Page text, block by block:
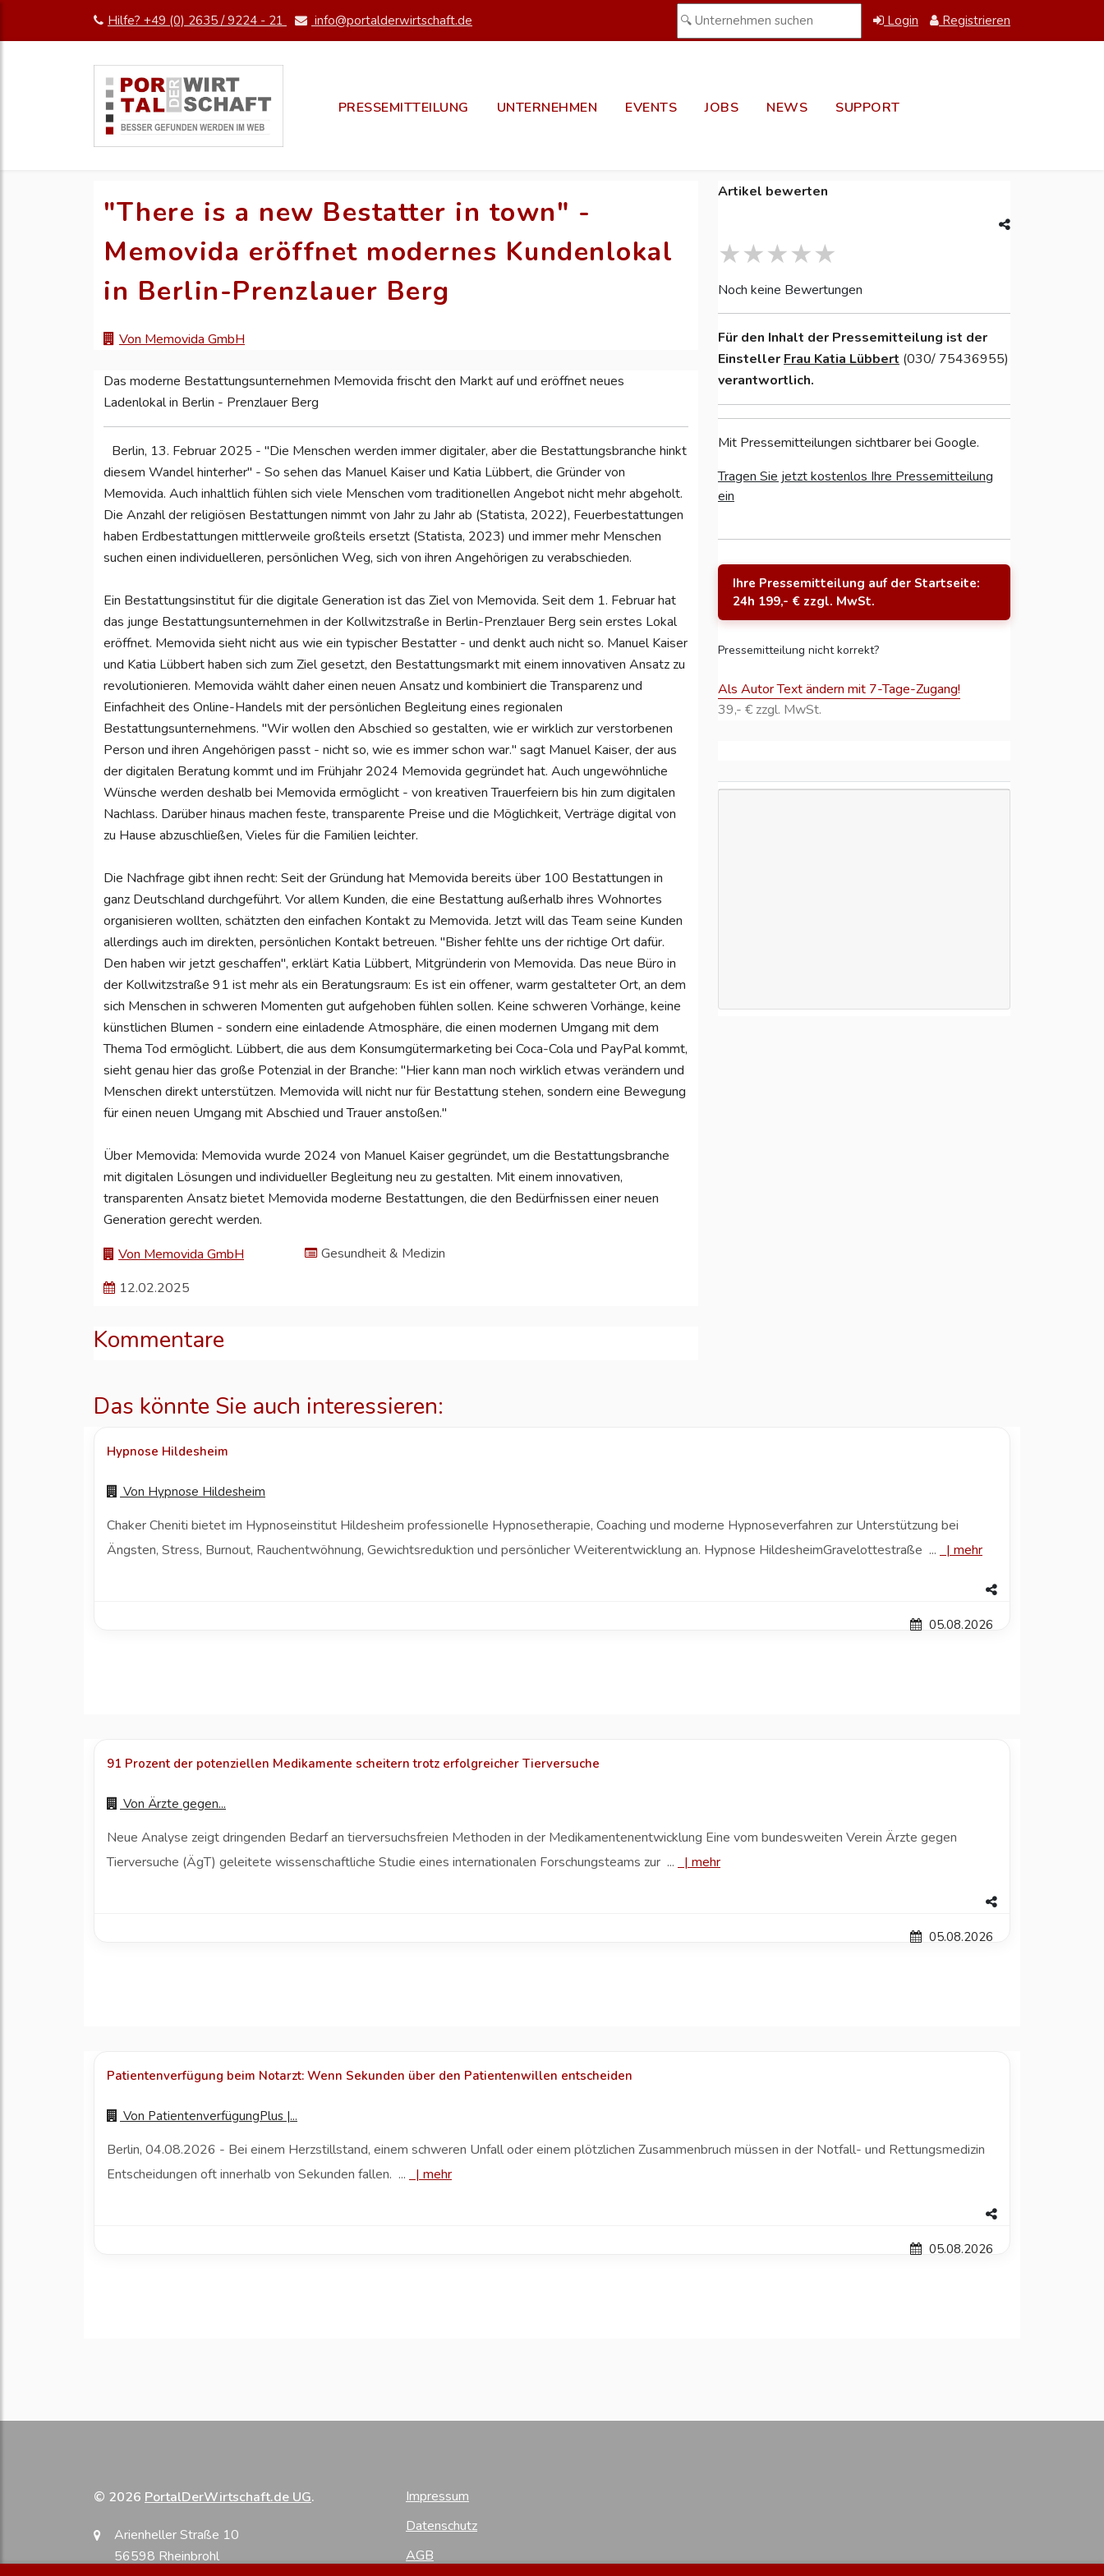
Hilfe? +49 (0) 2635 / 9224 - 21 info@portalderwirtschaft.de Login Registrieren
PRESSEMITTEILUNG UNTERNEHMEN EVENTS JOBS NEWS SUPPORT
"There is a new Bestatter in town" -
Memovida eröffnet modernes Kundenlokal
in Berlin-Prenzlauer Berg
Von Memovida GmbH
Das moderne Bestattungsunternehmen Memovida frischt den Markt auf und eröffnet neues
Ladenlokal in Berlin - Prenzlauer Berg
Berlin, 13. Februar 2025 - "Die Menschen werden immer digitaler, aber die Bestattungsbranche hinkt
diesem Wandel hinterher" - So sehen das Manuel Kaiser und Katia Lübbert, die Gründer von
Memovida. Auch inhaltlich fühlen sich viele Menschen vom traditionellen Angebot nicht mehr abgeholt.
Die Anzahl der religiösen Bestattungen nimmt von Jahr zu Jahr ab (Statista, 2022), Feuerbestattungen
haben Erdbestattungen mittlerweile großteils ersetzt (Statista, 2023) und immer mehr Menschen
suchen einen individuelleren, persönlichen Weg, sich von ihren Angehörigen zu verabschieden.
Ein Bestattungsinstitut für die digitale Generation ist das Ziel von Memovida. Seit dem 1. Februar hat
das junge Bestattungsunternehmen in der Kollwitzstraße in Berlin-Prenzlauer Berg sein erstes Lokal
eröffnet. Memovida sieht nicht aus wie ein typischer Bestatter - und denkt auch nicht so. Manuel Kaiser
und Katia Lübbert haben sich zum Ziel gesetzt, den Bestattungsmarkt mit einem innovativen Ansatz zu
revolutionieren. Memovida wählt daher einen neuen Ansatz und kombiniert die Transparenz und
Einfachheit des Online-Handels mit der persönlichen Begleitung eines regionalen
Bestattungsunternehmens. "Wir wollen den Abschied so gestalten, wie er wirklich zur verstorbenen
Person und ihren Angehörigen passt - nicht so, wie es immer schon war." sagt Manuel Kaiser, der aus
der digitalen Beratung kommt und im Frühjahr 2024 Memovida gegründet hat. Auch ungewöhnliche
Wünsche werden deshalb bei Memovida ermöglicht - von kreativen Trauerfeiern bis hin zum digitalen
Nachlass. Darüber hinaus machen feste, transparente Preise und die Möglichkeit, Verträge digital von
zu Hause abzuschließen, Vieles für die Familien leichter.
Die Nachfrage gibt ihnen recht: Seit der Gründung hat Memovida bereits über 100 Bestattungen in
ganz Deutschland durchgeführt. Vor allem Kunden, die eine Bestattung außerhalb ihres Wohnortes
organisieren wollten, schätzten den einfachen Kontakt zu Memovida. Jetzt will das Team seine Kunden
allerdings auch im direkten, persönlichen Kontakt betreuen. "Bisher fehlte uns der richtige Ort dafür.
Den haben wir jetzt geschaffen", erklärt Katia Lübbert, Mitgründerin von Memovida. Das neue Büro in
der Kollwitzstraße 91 ist mehr als ein Beratungsraum: Es ist ein offener, warm gestalteter Ort, an dem
sich Menschen in schweren Momenten gut aufgehoben fühlen sollen. Keine schweren Vorhänge, keine
künstlichen Blumen - sondern eine einladende Atmosphäre, die einen modernen Umgang mit dem
Thema Tod ermöglicht. Lübbert, die aus dem Konsumgütermarketing bei Coca-Cola und PayPal kommt,
sieht genau hier das große Potenzial in der Branche: "Hier kann man noch wirklich etwas verändern und
Menschen direkt unterstützen. Memovida will nicht nur für Bestattung stehen, sondern eine Bewegung
für einen neuen Umgang mit Abschied und Trauer anstoßen."
Über Memovida: Memovida wurde 2024 von Manuel Kaiser gegründet, um die Bestattungsbranche
mit digitalen Lösungen und individueller Begleitung neu zu gestalten. Mit einem innovativen,
transparenten Ansatz bietet Memovida moderne Bestattungen, die den Bedürfnissen einer neuen
Generation gerecht werden.
Von Memovida GmbH
Gesundheit & Medizin
12.02.2025
Kommentare
Artikel bewerten
Noch keine Bewertungen
Für den Inhalt der Pressemitteilung ist der
Einsteller Frau Katia Lübbert (030/ 75436955)
verantwortlich.
Mit Pressemitteilungen sichtbarer bei Google.
Tragen Sie jetzt kostenlos Ihre Pressemitteilung
ein
Ihre Pressemitteilung auf der Startseite:
24h 199,- € zzgl. MwSt.
Pressemitteilung nicht korrekt?
Als Autor Text ändern mit 7-Tage-Zugang!
39,- € zzgl. MwSt.
Das könnte Sie auch interessieren:
Hypnose Hildesheim
Von Hypnose Hildesheim
Chaker Cheniti bietet im Hypnoseinstitut Hildesheim professionelle Hypnosetherapie, Coaching und moderne Hypnoseverfahren zur Unterstützung bei
Ängsten, Stress, Burnout, Rauchentwöhnung, Gewichtsreduktion und persönlicher Weiterentwicklung an. Hypnose HildesheimGravelottestraße ... |mehr
05.08.2026
91 Prozent der potenziellen Medikamente scheitern trotz erfolgreicher Tierversuche
Von Ärzte gegen...
Neue Analyse zeigt dringenden Bedarf an tierversuchsfreien Methoden in der Medikamentenentwicklung Eine vom bundesweiten Verein Ärzte gegen
Tierversuche (ÄgT) geleitete wissenschaftliche Studie eines internationalen Forschungsteams zur ... |mehr
05.08.2026
Patientenverfügung beim Notarzt: Wenn Sekunden über den Patientenwillen entscheiden
Von PatientenverfügungPlus |...
Berlin, 04.08.2026 - Bei einem Herzstillstand, einem schweren Unfall oder einem plötzlichen Zusammenbruch müssen in der Notfall- und Rettungsmedizin
Entscheidungen oft innerhalb von Sekunden fallen. ... |mehr
05.08.2026
© 2026 PortalDerWirtschaft.de UG.
Arienheller Straße 10
56598 Rheinbrohl
Impressum
Datenschutz
AGB